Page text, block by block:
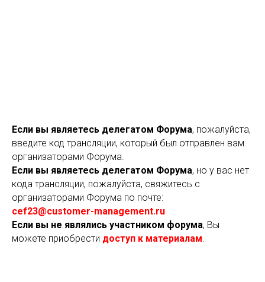
Если вы являетесь делегатом Форума, пожалуйста,
введите код трансляции, который был отправлен вам
организаторами Форума.
Если вы являетесь делегатом Форума, но у вас нет
кода трансляции, пожалуйста, свяжитесь с
организаторами Форума по почте:
cef23@customer-management.ru
Если вы не являлись участником форума, Вы
можете приобрести доступ к материалам.